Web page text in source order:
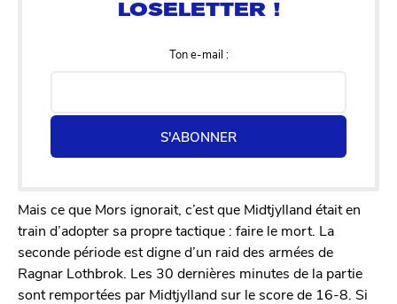
Ton e-mail :
S'ABONNER
Mais ce que Mors ignorait, c’est que Midtjylland était en
train d’adopter sa propre tactique : faire le mort. La
seconde période est digne d’un raid des armées de
Ragnar Lothbrok. Les 30 dernières minutes de la partie
sont remportées par Midtjylland sur le score de 16-8. Si